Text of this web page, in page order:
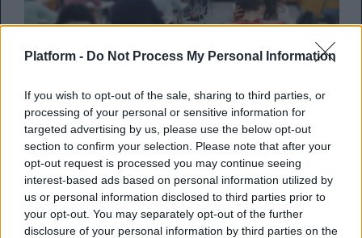
Platform - Do Not Process My Personal Information
If you wish to opt-out of the sale, sharing to third parties, or
processing of your personal or sensitive information for
targeted advertising by us, please use the below opt-out
section to confirm your selection. Please note that after your
opt-out request is processed you may continue seeing
interest-based ads based on personal information utilized by
us or personal information disclosed to third parties prior to
your opt-out. You may separately opt-out of the further
disclosure of your personal information by third parties on the
Πανελλήνιες 2022: Ποια Τμήματα
αποψιλώνονται από θέσεις
εισακτέων-Οι μεγάλοι χαμένοι